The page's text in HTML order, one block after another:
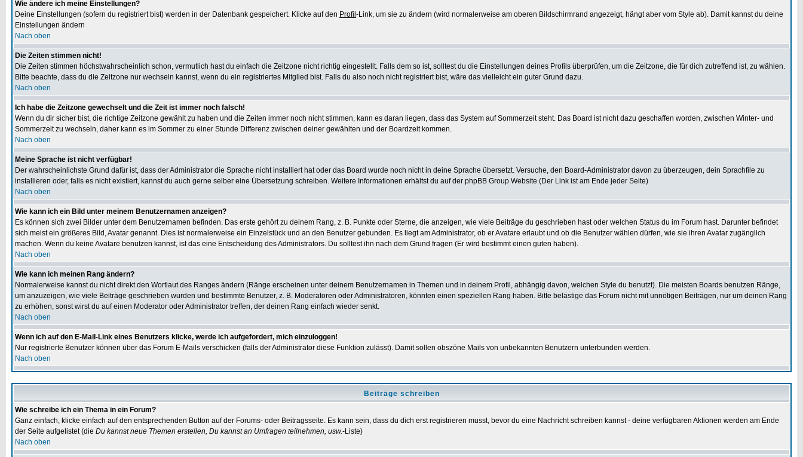
Wie ändere ich meine Einstellungen?
Deine Einstellungen (sofern du registriert bist) werden in der Datenbank gespeichert. Klicke auf den Profil -Link, um sie zu ändern (wird normalerweise am oberen Bildschirmrand angezeigt, hängt aber vom Style ab). Damit kannst du deine
Einstellungen ändern
Nach oben
Die Zeiten stimmen nicht!
Die Zeiten stimmen höchstwahrscheinlich schon, vermutlich hast du einfach die Zeitzone nicht richtig eingestellt. Falls dem so ist, solltest du die Einstellungen deines Profils überprüfen, um die Zeitzone, die für dich zutreffend ist, zu wählen.
Bitte beachte, dass du die Zeitzone nur wechseln kannst, wenn du ein registriertes Mitglied bist. Falls du also noch nicht registriert bist, wäre das vielleicht ein guter Grund dazu.
Nach oben
Ich habe die Zeitzone gewechselt und die Zeit ist immer noch falsch!
Wenn du dir sicher bist, die richtige Zeitzone gewählt zu haben und die Zeiten immer noch nicht stimmen, kann es daran liegen, dass das System auf Sommerzeit steht. Das Board ist nicht dazu geschaffen worden, zwischen Winter- und
Sommerzeit zu wechseln, daher kann es im Sommer zu einer Stunde Differenz zwischen deiner gewählten und der Boardzeit kommen.
Nach oben
Meine Sprache ist nicht verfügbar!
Der wahrscheinlichste Grund dafür ist, dass der Administrator die Sprache nicht installiert hat oder das Board wurde noch nicht in deine Sprache übersetzt. Versuche, den Board-Administrator davon zu überzeugen, dein Sprachfile zu
installieren oder, falls es nicht existiert, kannst du auch gerne selber eine Übersetzung schreiben. Weitere Informationen erhältst du auf der phpBB Group Website (Der Link ist am Ende jeder Seite)
Nach oben
Wie kann ich ein Bild unter meinem Benutzernamen anzeigen?
Es können sich zwei Bilder unter dem Benutzernamen befinden. Das erste gehört zu deinem Rang, z. B. Punkte oder Sterne, die anzeigen, wie viele Beiträge du geschrieben hast oder welchen Status du im Forum hast. Darunter befindet
sich meist ein größeres Bild, Avatar genannt. Dies ist normalerweise ein Einzelstück und an den Benutzer gebunden. Es liegt am Administrator, ob er Avatare erlaubt und ob die Benutzer wählen dürfen, wie sie ihren Avatar zugänglich
machen. Wenn du keine Avatare benutzen kannst, ist das eine Entscheidung des Administrators. Du solltest ihn nach dem Grund fragen (Er wird bestimmt einen guten haben).
Nach oben
Wie kann ich meinen Rang ändern?
Normalerweise kannst du nicht direkt den Wortlaut des Ranges ändern (Ränge erscheinen unter deinem Benutzernamen in Themen und in deinem Profil, abhängig davon, welchen Style du benutzt). Die meisten Boards benutzen Ränge,
um anzuzeigen, wie viele Beiträge geschrieben wurden und bestimmte Benutzer, z. B. Moderatoren oder Administratoren, könnten einen speziellen Rang haben. Bitte belästige das Forum nicht mit unnötigen Beiträgen, nur um deinen Rang
zu erhöhen, sonst wirst du auf einen Moderator oder Administrator treffen, der deinen Rang einfach wieder senkt.
Nach oben
Wenn ich auf den E-Mail-Link eines Benutzers klicke, werde ich aufgefordert, mich einzuloggen!
Nur registrierte Benutzer können über das Forum E-Mails verschicken (falls der Administrator diese Funktion zulässt). Damit sollen obszöne Mails von unbekannten Benutzern unterbunden werden.
Nach oben
Beiträge schreiben
Wie schreibe ich ein Thema in ein Forum?
Ganz einfach, klicke einfach auf den entsprechenden Button auf der Forums- oder Beitragsseite. Es kann sein, dass du dich erst registrieren musst, bevor du eine Nachricht schreiben kannst - deine verfügbaren Aktionen werden am Ende
der Seite aufgelistet (die Du kannst neue Themen erstellen, Du kannst an Umfragen teilnehmen, usw.-Liste)
Nach oben